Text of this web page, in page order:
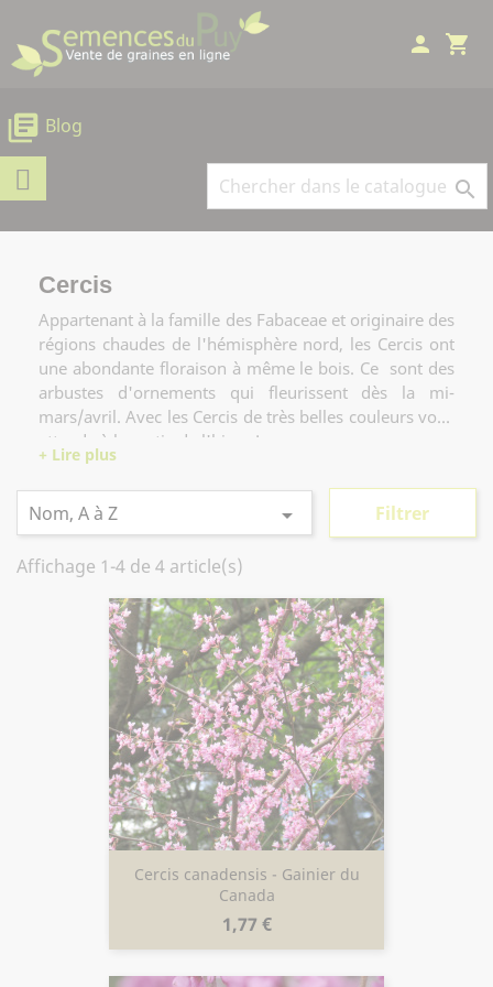
Panneau de gestion des cookies
shopping_cart
person
library_books Blog

Cercis
Appartenant à la famille des Fabaceae et originaire des
régions chaudes de l'hémisphère nord, les Cercis ont
une abondante floraison à même le bois. Ce sont des
arbustes d'ornements qui fleurissent dès la mi-
mars/avril. Avec les Cercis de très belles couleurs vous
attende à la sortie de l'hiver !
Nom, A à Z  Filtrer
Affichage 1-4 de 4 article(s)
Cercis canadensis - Gainier du
Canada
Prix
1,77 €